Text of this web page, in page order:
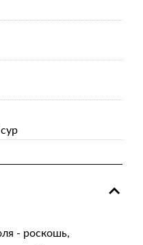
- роскошь,